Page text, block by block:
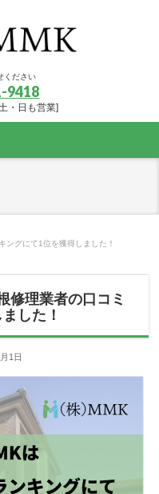
ください
9418
・日も営業]
ングにて1位を獲得しました！
修理業者の口コミ
した！
1日